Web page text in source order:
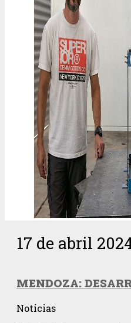
17 de abril
MENDOZA:
Noticias